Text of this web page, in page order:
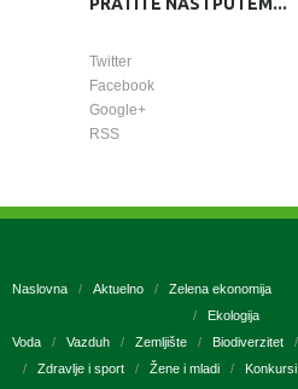
Twitter
Facebook
Google+
RSS
Naslovna Aktuelno
Zelena ekonomija
Ekologija
Voda
Vazduh Zemljište Biodiverzitet
Zdravlje i sport
Žene i mladi Konkursi